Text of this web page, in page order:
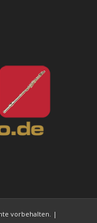
vorbehalten. |